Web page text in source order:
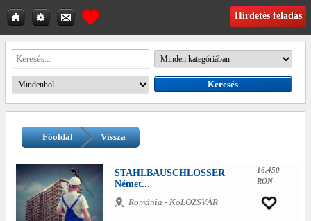
Hirdetés feladás
Főoldal Vissza
STAHLBAUSCHLOSSER
Német...
Románia - KoLOZSVÁR
16.450
RON